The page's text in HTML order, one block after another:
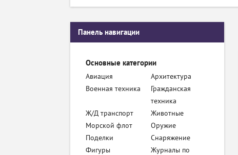
Панель навигации
Основные категории
Авиация
Архитектура
Военная техника
Гражданская
техника
Ж/Д транспорт
Животные
Морской флот
Оружие
Поделки
Снаряжение
Фигуры
Журналы по